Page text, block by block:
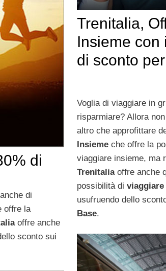
di
di
offre la
offre anche
sconto sui
Trenitalia,
Insieme con
di sconto
Voglia di viaggiare in
risparmiare? Allora
altro che approfittare
Insieme che offre la
viaggiare insieme, ma
Trenitaliaoffre anche
possibilità di
usufruendo dello
Base.